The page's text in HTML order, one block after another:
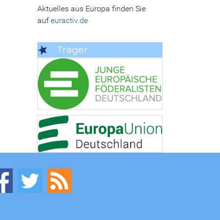
Aktuelles aus Europa finden Sie
aufeuractiv.de
Träger